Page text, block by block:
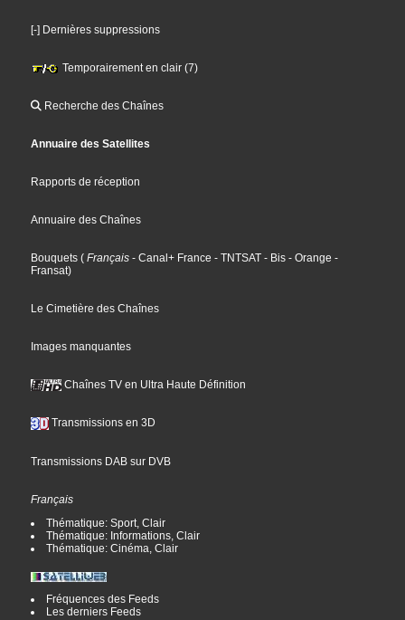
[-] Dernières suppressions
Temporairement en clair (7)
Recherche des Chaînes
Annuaire des Satellites
Rapports de réception
Annuaire des Chaînes
Bouquets ( Français - Canal+ France - TNTSAT - Bis - Orange -
Fransat)
Le Cimetière des Chaînes
Images manquantes
Chaînes TV en Ultra Haute Définition
Transmissions en 3D
Transmissions DAB sur DVB
Français
Thématique: Sport, Clair
Thématique: Informations, Clair
Thématique: Cinéma, Clair
Fréquences des Feeds
Les derniers Feeds